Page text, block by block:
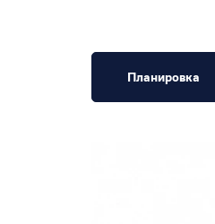
Планировка